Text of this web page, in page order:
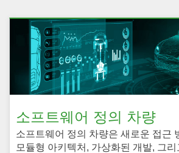
소프트웨어 정의 차량
소프트웨어 정의 차량은 새로운 접근
모듈형 아키텍처, 가상화된 개발, 그